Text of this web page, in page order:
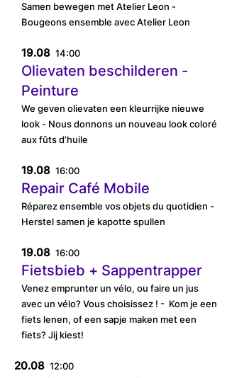
Samen bewegen met Atelier Leon -
Bougeons ensemble avec Atelier Leon
19.08 14:00
Olievaten beschilderen -
Peinture
We geven olievaten een kleurrijke nieuwe
look - Nous donnons un nouveau look coloré
aux fûts d’huile
19.08 16:00
Repair Café Mobile
Réparez ensemble vos objets du quotidien -
Herstel samen je kapotte spullen
19.08 16:00
Fietsbieb + Sappentrapper
Venez emprunter un vélo, ou faire un jus
avec un vélo? Vous choisissez ! - Kom je een
fiets lenen, of een sapje maken met een
fiets? Jij kiest!
20.08 12:00